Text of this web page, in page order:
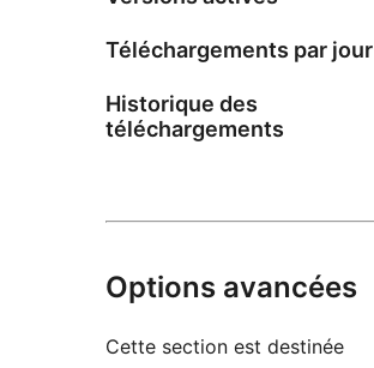
Téléchargements par jour
Historique des
téléchargements
Options avancées
Cette section est destinée